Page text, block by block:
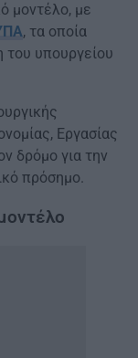
μοντέλο, με
, τα οποία
του υπουργείου
Εργασίας
δρόμο για την
πρόσημο.